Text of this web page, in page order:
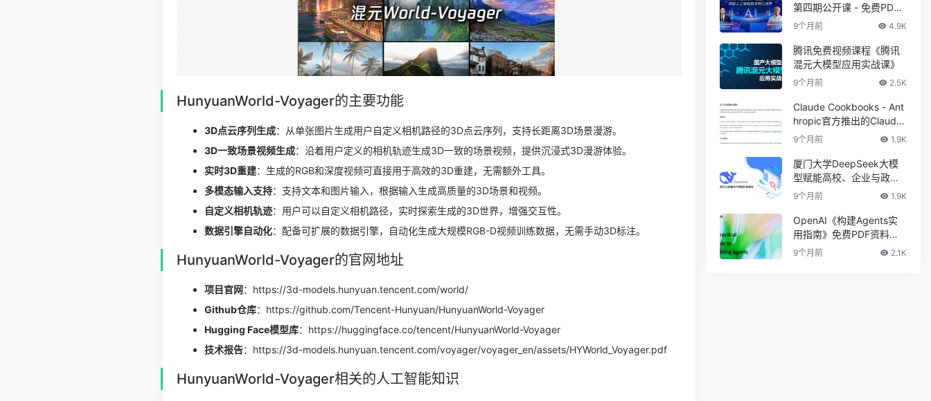
HunyuanWorld-Voyager的主要功能
3D点云序列生成：从单张图片生成用户自定义相机路径的3D点云序列，支持长距离3D场景漫游。
3D一致场景视频生成：沿着用户定义的相机轨迹生成3D一致的场景视频，提供沉浸式3D漫游体验。
实时3D重建：生成的RGB和深度视频可直接用于高效的3D重建，无需额外工具。
多模态输入支持：支持文本和图片输入，根据输入生成高质量的3D场景和视频。
自定义相机轨迹：用户可以自定义相机路径，实时探索生成的3D世界，增强交互性。
数据引擎自动化：配备可扩展的数据引擎，自动化生成大规模RGB-D视频训练数据，无需手动3D标注。
HunyuanWorld-Voyager的官网地址
项目官网：https://3d-models.hunyuan.tencent.com/world/
Github仓库：https://github.com/Tencent-Hunyuan/HunyuanWorld-Voyager
Hugging Face模型库：https://huggingface.co/tencent/HunyuanWorld-Voyager
技术报告：https://3d-models.hunyuan.tencent.com/voyager/voyager_en/assets/HYWorld_Voyager.pdf
HunyuanWorld-Voyager相关的人工智能知识
第四期公开课 - 免费PDF
资料下载
9个月前 4.9K
腾讯免费视频课程《腾讯
混元大模型应用实战课》
9个月前 2.5K
Claude Cookbooks - Ant
hropic官方推出的Claude
实战指南
9个月前 1.9K
厦门大学DeepSeek大模
型赋能高校、企业与政府
数字化转型
9个月前 1.9K
OpenAI《构建Agents实
用指南》免费PDF资料下
载
9个月前 2.1K